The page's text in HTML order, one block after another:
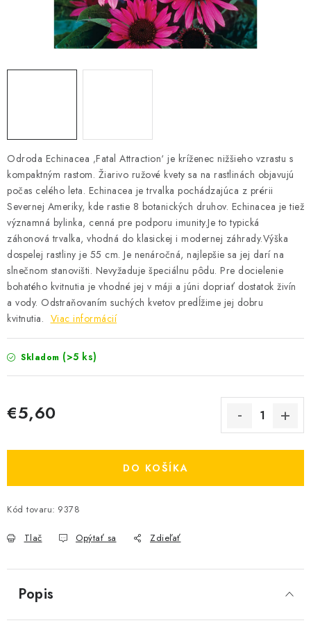
ARANŽMÁNY
DEKORÁCIE
TRÁVA ZÁHRADNÁ
AI ZÁHRADNÍK
PORADŇA
OBCHODNÉ PODMIENKY
KONTAKTY
Podmienky ochrany osobných údajov
Odroda Echinacea ‚Fatal Attraction‘ je kríženec nižšieho vzrastu s
kompaktným rastom. Žiarivo ružové kvety sa na rastlinách objavujú
počas celého leta. Echinacea je trvalka pochádzajúca z prérii
Severnej Ameriky, kde rastie 8 botanických druhov. Echinacea je tiež
významná bylinka, cenná pre podporu imunity.Je to typická
záhonová trvalka, vhodná do klasickej i modernej záhrady.Výška
dospelej rastliny je 55 cm. Je nenáročná, najlepšie sa jej darí na
slnečnom stanovišti. Nevyžaduje špeciálnu pôdu. Pre docielenie
bohatého kvitnutia je vhodné jej v máji a júni dopriať dostatok živín
a vody. Odstraňovaním suchých kvetov predĺžime jej dobru
kvitnutia. Viac informácií
Skladom (>5 ks)
€5,60
DO KOŠÍKA
Kód tovaru: 9378
Tlač Opýtať sa Zdieľať
Popis
Send
Powered by chaterimo